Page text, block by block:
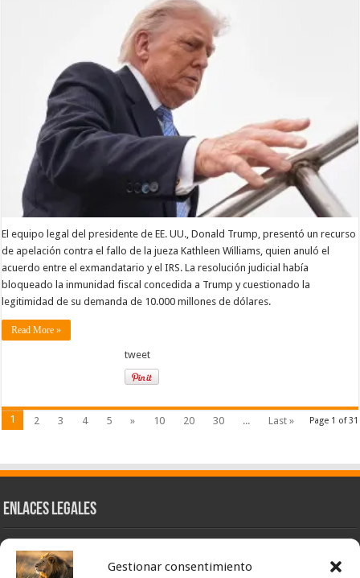
Gestionar consentimiento
El equipo legal del presidente de EE. UU., Donald Trump, presentó un recurso
de apelación contra el fallo de la jueza Kathleen Williams, quien anuló el
acuerdo entre el exmandatario y el IRS. La resolución judicial había
bloqueado la inmunidad fiscal concedida a Trump y cuestionado la
legitimidad de su demanda de 10.000 millones de dólares.
Read More »
tweet
Page 1 of 31
1 2 3 4 5 » 10 20 30 ... Last »
Enlaces Legales
Nuestra Esencia
Pulso Global